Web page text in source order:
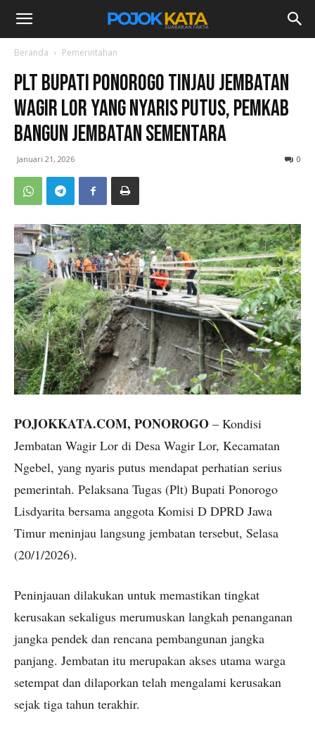
Beranda Pemerintahan
Plt Bupati Ponorogo Tinjau Jembatan
Wagir Lor yang Nyaris Putus, Pemkab
Bangun Jembatan Sementara
Januari 21, 2026 0
POJOKKATA.COM, PONOROGO – Kondisi
Jembatan Wagir Lor di Desa Wagir Lor, Kecamatan
Ngebel, yang nyaris putus mendapat perhatian serius
pemerintah. Pelaksana Tugas (Plt) Bupati Ponorogo
Lisdyarita bersama anggota Komisi D DPRD Jawa
Timur meninjau langsung jembatan tersebut, Selasa
(20/1/2026).
Peninjauan dilakukan untuk memastikan tingkat
kerusakan sekaligus merumuskan langkah penanganan
jangka pendek dan rencana pembangunan jangka
panjang. Jembatan itu merupakan akses utama warga
setempat dan dilaporkan telah mengalami kerusakan
sejak tiga tahun terakhir.